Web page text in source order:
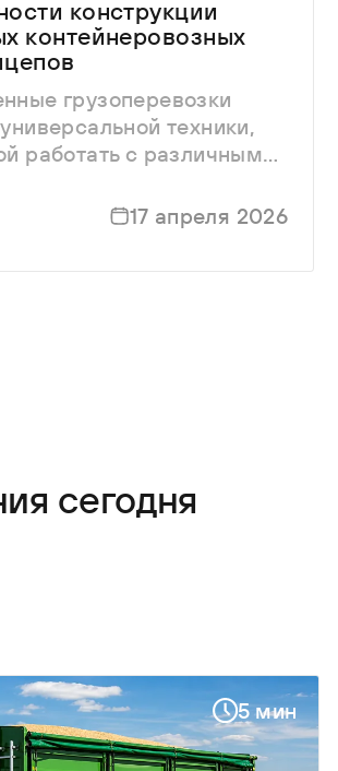
конструкции
контейнеровозных
грузоперевозки
техники,
работать с различными
17 апреля 2026
сегодня
5 мин